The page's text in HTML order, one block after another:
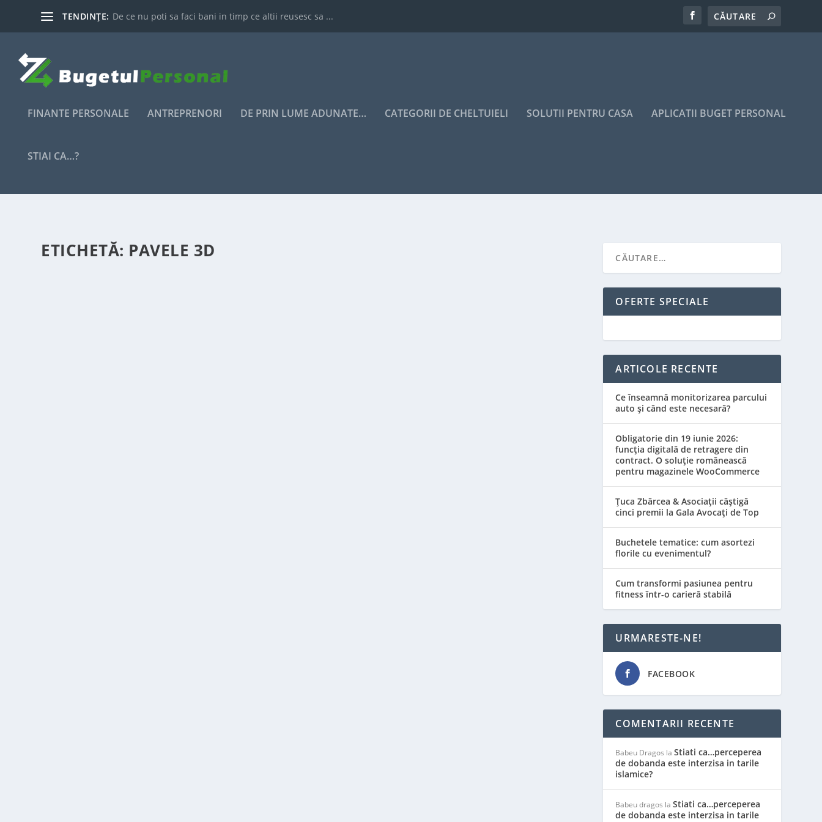
TENDINȚE: De ce nu poti sa faci bani in timp ce altii reusesc sa ...
FINANTE PERSONALE ANTREPRENORI DE PRIN LUME ADUNATE… CATEGORII DE CHELTUIELI SOLUTII PENTRU CASA APLICATII BUGET PERSONAL
STIAI CA…?
ETICHETĂ: PAVELE 3D
OFERTE SPECIALE
ARTICOLE RECENTE
Ce înseamnă monitorizarea parcului
auto și când este necesară?
Obligatorie din 19 iunie 2026:
funcția digitală de retragere din
contract. O soluție românească
pentru magazinele WooCommerce
Țuca Zbârcea & Asociații câștigă
cinci premii la Gala Avocați de Top
Buchetele tematice: cum asortezi
florile cu evenimentul?
Cum transformi pasiunea pentru
fitness într-o carieră stabilă
URMARESTE-NE!
FACEBOOK
COMENTARII RECENTE
Babeu Dragos laStiati ca…perceperea
de dobanda este interzisa in tarile
islamice?
Babeu dragos laStiati ca…perceperea
de dobanda este interzisa in tarile